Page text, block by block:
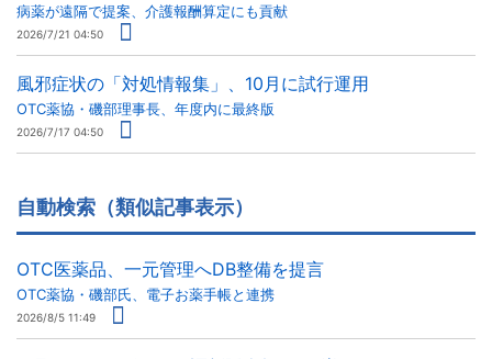
病薬が遠隔で提案、介護報酬算定にも貢献
2026/7/21 04:50
風邪症状の「対処情報集」、10月に試行運用
OTC薬協・磯部理事長、年度内に最終版
2026/7/17 04:50
自動検索（類似記事表示）
OTC医薬品、一元管理へDB整備を提言
OTC薬協・磯部氏、電子お薬手帳と連携
2026/8/5 11:49